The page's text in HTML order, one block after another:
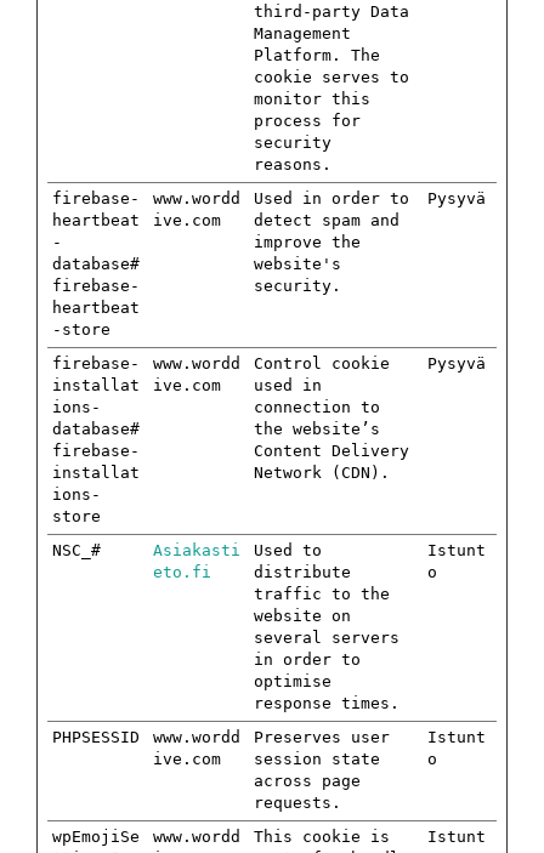
third-party Data
Management
Platform. The
cookie serves to
monitor this
process for
security
reasons.
firebase-
heartbeat
-
database#
firebase-
heartbeat
-store
www.wordd
ive.com
Used in order to
detect spam and
improve the
website's
security.
Pysyvä
firebase-
installat
ions-
database#
firebase-
installat
ions-
store
www.wordd
ive.com
Control cookie
used in
connection to
the website’s
Content Delivery
Network (CDN).
Pysyvä
NSC_#
Asiakasti
eto.fi
Used to
distribute
traffic to the
website on
several servers
in order to
optimise
response times.
Istunt
o
PHPSESSID
www.wordd
ive.com
Preserves user
session state
across page
requests.
Istunt
o
wpEmojiSe
www.wordd
This cookie is
Istunt